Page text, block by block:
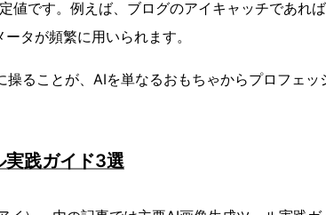
値です。例えば、ブログのアイキャッチであれ
タが頻繁に用いられます。
操ることが、AIを単なるおもちゃからプロフェ
実践ガイド3選